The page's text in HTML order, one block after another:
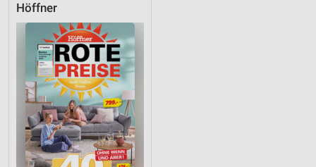
Höffner